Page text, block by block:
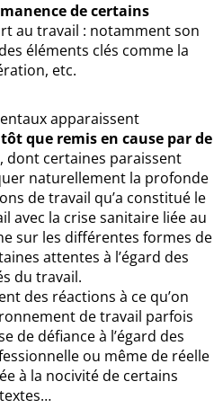
de certains
au travail : notamment son
éléments clés comme la
etc.
apparaissent
que remis en cause par de
, dont certaines paraissent
naturellement la profonde
de travail qu’a constitué le
avec la crise sanitaire liée au
sur les différentes formes de
attentes à l’égard des
du travail.
des réactions à ce qu’on
de travail parfois
de défiance à l’égard des
ou même de réelle
à la nocivité de certains